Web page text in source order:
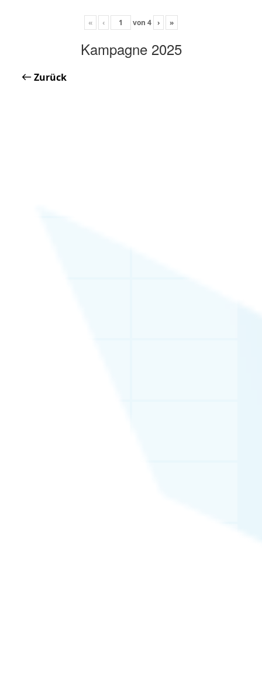
« ‹ von 4 › »
Kampagne 2025
Zurück